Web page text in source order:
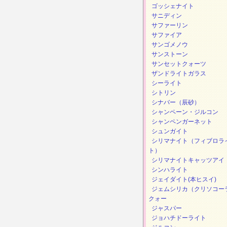
ゴッシェナイト
サニディン
サファーリン
サファイア
サンゴメノウ
サンストーン
サンセットクォーツ
ザンドライトガラス
シーライト
シトリン
シナバー（辰砂）
シャンペーン・ジルコン
シャンペンガーネット
シュンガイト
シリマナイト（フィブロラ
ト）
シリマナイトキャッツアイ
シンハライト
ジェイダイト(本ヒスイ)
ジェムシリカ（クリソコー
クォー
ジャスパー
ジョハチドーライト